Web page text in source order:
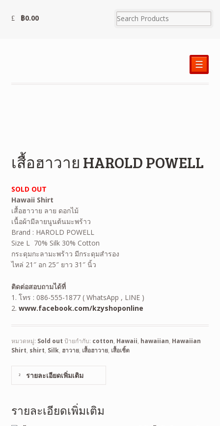
฿0.00
☰
เสื้อฮาวาย HAROLD POWELL
SOLD OUT
Hawaii Shirt
เสื้อฮาวาย ลาย ดอกไม้
เนื้อผ้ามีลายนูนต้นมะพร้าว
Brand : HAROLD POWELL
Size L 70% Silk 30% Cotton
กระดุมกะลามะพร้าว มีกระดุมสำรอง
ไหล่ 21″ อก 25″ ยาว 31″ นิ้ว
ติดต่อสอบถามได้ที่
1. โทร : 086-555-1877 ( WhatsApp , LINE )
2. www.facebook.com/kzyshoponline
หมวดหมู่: Sold out ป้ายกำกับ: cotton, Hawaii, hawaiian, Hawaiian
Shirt, shirt, Silk, ฮาวาย, เสื้อฮาวาย, เสื้อเชิ้ต
รายละเอียดเพิ่มเติม
รายละเอียดเพิ่มเติม